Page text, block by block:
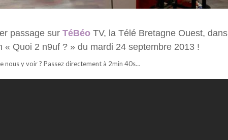
passage sur TéBéo TV, la Télé Bretagne Ouest, dans
« Quoi 2 n9uf ? » du mardi 24 septembre 2013 !
nous y voir ? Passez directement à 2min 40s…